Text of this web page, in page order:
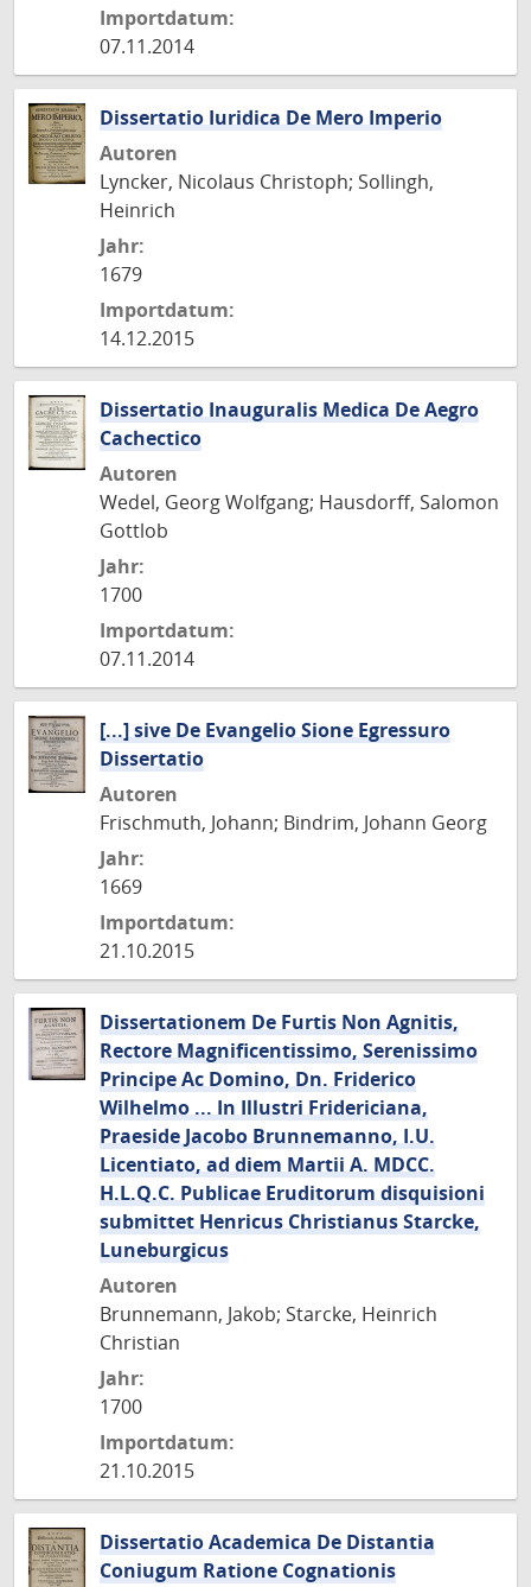
Importdatum:
07.11.2014
Dissertatio Iuridica De Mero Imperio
Autoren
Lyncker, Nicolaus Christoph; Sollingh,
Heinrich
Jahr:
1679
Importdatum:
14.12.2015
Dissertatio Inauguralis Medica De Aegro
Cachectico
Autoren
Wedel, Georg Wolfgang; Hausdorff, Salomon
Gottlob
Jahr:
1700
Importdatum:
07.11.2014
[...] sive De Evangelio Sione Egressuro
Dissertatio
Autoren
Frischmuth, Johann; Bindrim, Johann Georg
Jahr:
1669
Importdatum:
21.10.2015
Dissertationem De Furtis Non Agnitis,
Rectore Magnificentissimo, Serenissimo
Principe Ac Domino, Dn. Friderico
Wilhelmo ... In Illustri Fridericiana,
Praeside Jacobo Brunnemanno, I.U.
Licentiato, ad diem Martii A. MDCC.
H.L.Q.C. Publicae Eruditorum disquisioni
submittet Henricus Christianus Starcke,
Luneburgicus
Autoren
Brunnemann, Jakob; Starcke, Heinrich
Christian
Jahr:
1700
Importdatum:
21.10.2015
Dissertatio Academica De Distantia
Coniugum Ratione Cognationis